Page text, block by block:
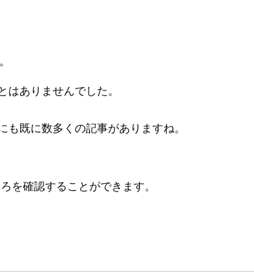
ありませんでした。
既に数多くの記事がありますね。
を確認することができます。